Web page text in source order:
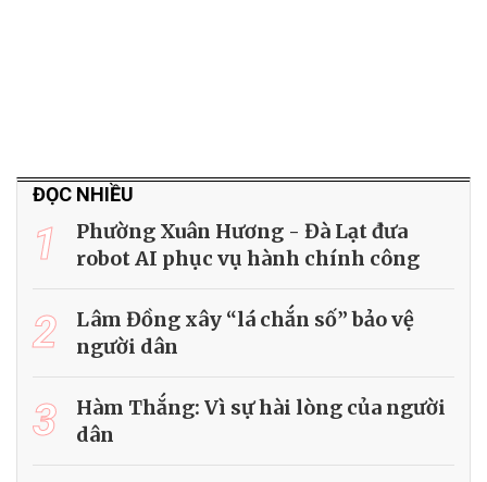
ĐỌC NHIỀU
1
Phường Xuân Hương - Đà Lạt đưa
robot AI phục vụ hành chính công
2
Lâm Đồng xây “lá chắn số” bảo vệ
người dân
3
Hàm Thắng: Vì sự hài lòng của người
dân